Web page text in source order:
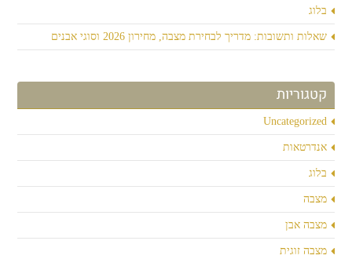
בלוג
שאלות ותשובות: מדריך לבחירת מצבה, מחירון 2026 וסוגי אבנים
קטגוריות
Uncategorized
אנדרטאות
בלוג
מצבה
מצבה אבן
מצבה זוגית